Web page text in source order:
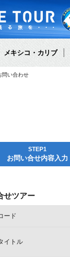
メキシコ・カリブ
問い合わせ
STEP1
お問い合せ内容入力
せツアー
ード
イトル